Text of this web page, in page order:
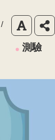
測驗